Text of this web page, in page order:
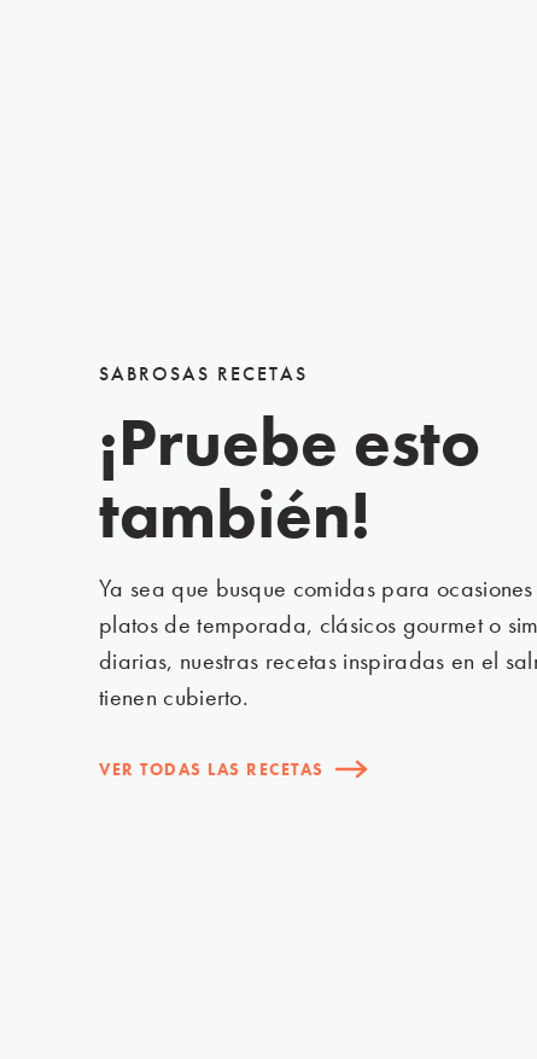
Select
SABROSAS RECETAS
¡Pruebe esto
también!
Ya sea que busque comidas para
platos de temporada, clásicos gourmet o
diarias, nuestras recetas inspiradas en el
tienen cubierto.
VER TODAS LAS RECETAS